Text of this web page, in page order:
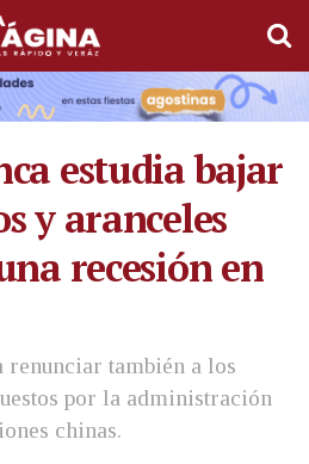
estudia bajar
y aranceles
recesión en
renunciar también a los
por la administración
chinas.